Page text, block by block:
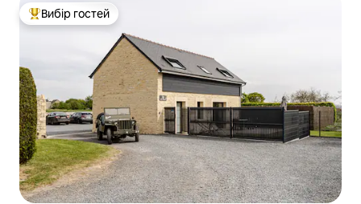
Топ вибір гостей
Вибір гостей